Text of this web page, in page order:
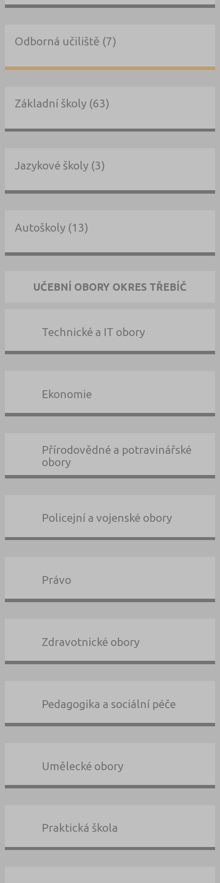
Odborná učiliště (7)
Základní školy (63)
Jazykové školy (3)
Autoškoly (13)
UČEBNÍ OBORY OKRES TŘEBÍČ
Technické a IT obory
Ekonomie
Přírodovědné a potravinářské
obory
Policejní a vojenské obory
Právo
Zdravotnické obory
Pedagogika a sociální péče
Umělecké obory
Praktická škola